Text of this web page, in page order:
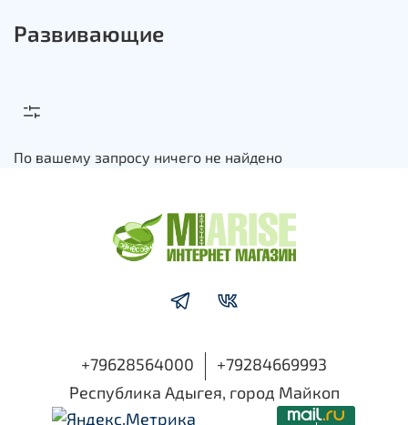
Развивающие
По вашему запросу ничего не найдено
+79628564000
+79284669993
Республика Адыгея, город Майкоп